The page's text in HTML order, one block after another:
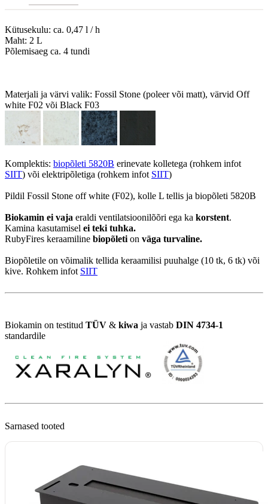
Kütusekulu: ca. 0,47 l / h
Maht: 2 L
Põlemisaeg ca. 4 tundi
Materjali ja värvi valik: Fossil Stone (poleer või matt), värvid Off
Komplektis: biopõleti 5820B
SIIT) või elektripõletiga (rohkem infot SIIT)
Pildil Fossil Stone off white (F02), kolle L tellis ja biopõleti 5820B
Biokamin ei vaja eraldi ventilatsioonilõõri ega ka korstent.
Kamina kasutamisel ei teki tuhka.
RubyFires keraamiline biopõleti on väga turvaline.
Biopõletile on võimalik tellida keraamilisi puuhalge (10 tk, 6 tk) või
kive. Rohkem infot SIIT
Biokamin on testitud TÜV & kiwa ja vastab DIN 4734-1
Sarnased tooted